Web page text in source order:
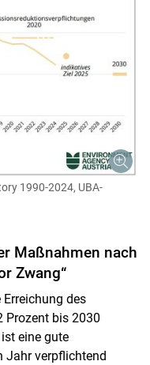
1990-2024, UBA-
Maßnahmen nach
Zwang“
des
Prozent bis 2030
eine gute
Jahr verpflichtend